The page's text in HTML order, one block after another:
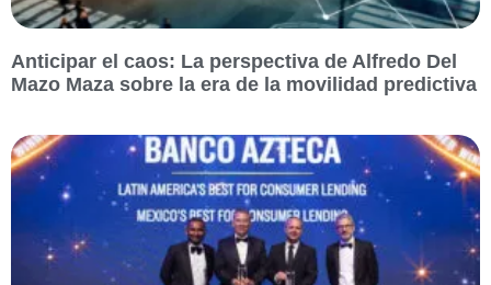
Anticipar el caos: La perspectiva de Alfredo Del
Mazo Maza sobre la era de la movilidad predictiva